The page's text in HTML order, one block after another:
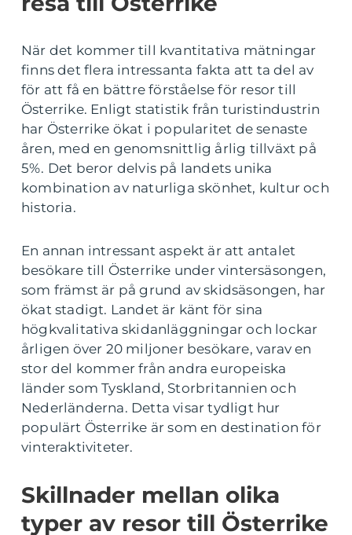
När det kommer till kvantitativa mätningar
finns det flera intressanta fakta att ta del av
för att få en bättre förståelse för resor till
Österrike. Enligt statistik från turistindustrin
har Österrike ökat i popularitet de senaste
åren, med en genomsnittlig årlig tillväxt på
5%. Det beror delvis på landets unika
kombination av naturliga skönhet, kultur och
historia.
En annan intressant aspekt är att antalet
besökare till Österrike under vintersäsongen,
som främst är på grund av skidsäsongen, har
ökat stadigt. Landet är känt för sina
högkvalitativa skidanläggningar och lockar
årligen över 20 miljoner besökare, varav en
stor del kommer från andra europeiska
länder som Tyskland, Storbritannien och
Nederländerna. Detta visar tydligt hur
populärt Österrike är som en destination för
vinteraktiviteter.
Skillnader mellan olika
typer av resor till Österrike